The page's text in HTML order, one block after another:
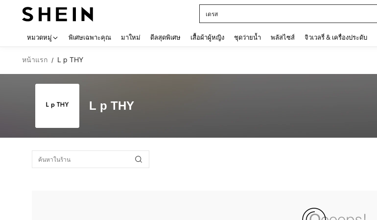
เดรส
หมวดหมู่ พิเศษเฉพาะคุณ มาใหม่ ดีลสุดพิเศษ เสื้อผ้าผู้หญิง ชุดว่ายน้ำ พลัสไซส์ จิวเวลรี่ & เครื่องประดับ
หน้าแรก / L p THY
L p THY